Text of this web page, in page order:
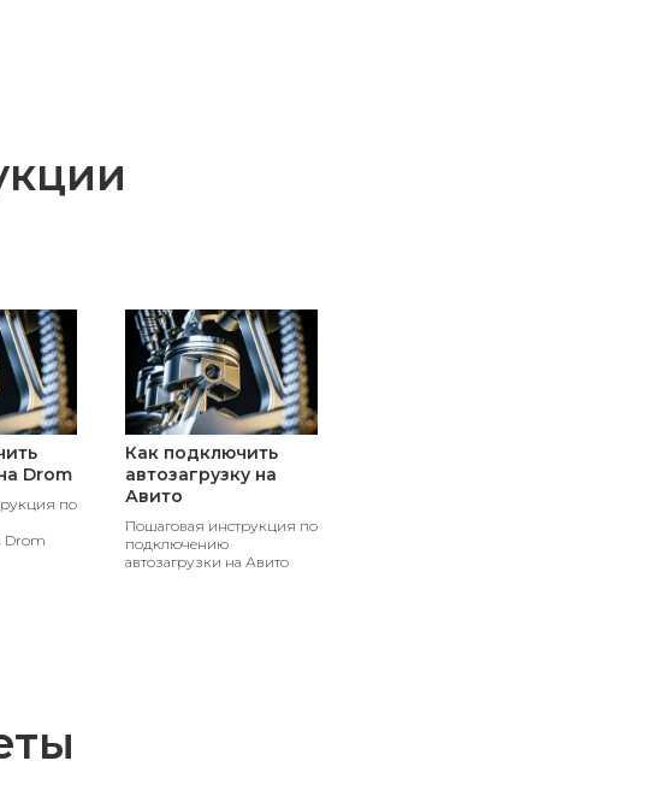
Drom
по
Drom
Как подключить
автозагрузку на
Авито
Пошаговая инструкция по
подключению
автозагрузки на Авито